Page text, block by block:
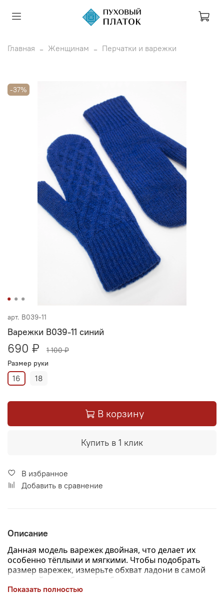
Главная Женщинам Перчатки и варежки
-37%
арт. В039-11
Варежки В039-11 синий
690 ₽
1 100 ₽
Размер руки
16 18
В корзину
Купить в 1 клик
В избранное
Добавить в сравнение
Описание
Данная модель варежек двойная, что делает их
особенно тёплыми и мягкими. Чтобы подобрать
размер варежек, измерьте обхват ладони в самой
широкой части без учёта большого пальца —
полученное значение в сантиметрах и будет вашим
Показать полностью